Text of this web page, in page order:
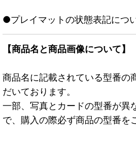
●プレイマットの状態表記につ
【商品名と商品画像について】
商品名に記載されている型番の
だいております。
一部、写真とカードの型番が異
で、購入の際必ず商品の型番を